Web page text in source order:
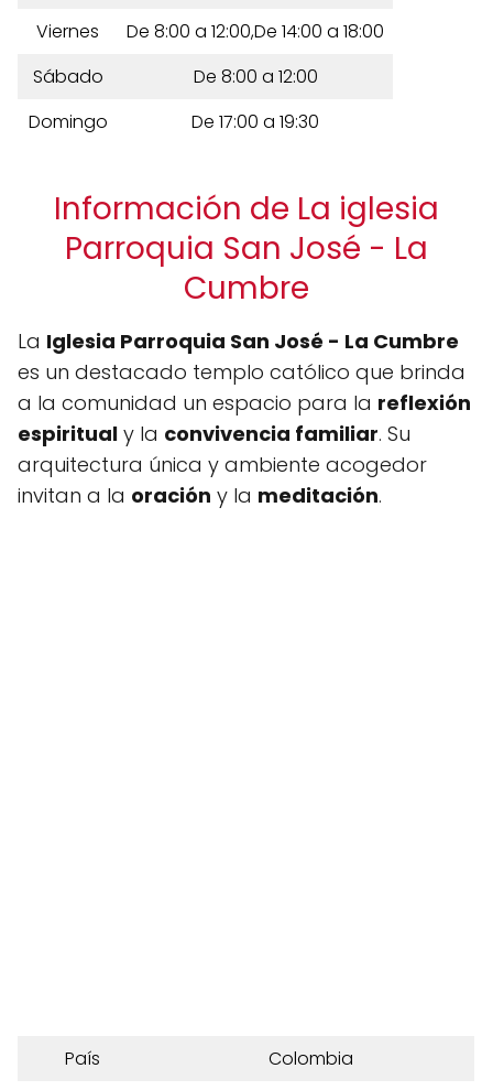
Viernes
De 8:00 a 12:00,De 14:00 a 18:00
Sábado
De 8:00 a 12:00
Domingo
De 17:00 a 19:30
Información de La iglesia
Parroquia San José - La
Cumbre
La Iglesia Parroquia San José - La Cumbre
es un destacado templo católico que brinda
a la comunidad un espacio para la reflexión
espiritual y la convivencia familiar. Su
arquitectura única y ambiente acogedor
invitan a la oración y la meditación.
País Colombia